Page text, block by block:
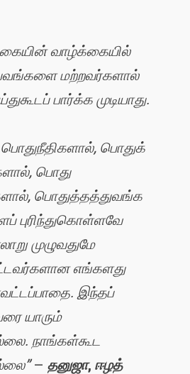
வாழ்க்கையில்
மற்றவர்களால்
பார்க்க முடியாது.
பொதுக்
பொது
பொதுத்தத்துவங்க
புரிந்துகொள்ளவே
முழுவதுமே
எங்களது
இந்தப்
யாரும்
நாங்கள்கூட
– தனுஜா, ஈழத்